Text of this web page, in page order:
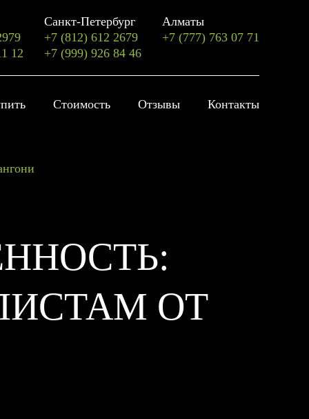
12
Санкт-Петербург
+7 (812) 612 2679
+7 (999) 926 84 46
Алматы
+7 (777) 763 07 71
Стоимость Отзывы Контакты
ОТ